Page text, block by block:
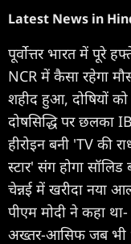
Latest News in
पूर्वोत्तर भारत में पूरे
NCR में कैसा रहेगा
शहीद हुआ, दोषियों को
दोषसिद्धि पर छलका
हीरोइन बनी 'TV की
स्टार' संग होगा सॉलिड
चेन्नई में खरीदा नया
पीएम मोदी ने कहा
अख्तर-आसिफ जब भी